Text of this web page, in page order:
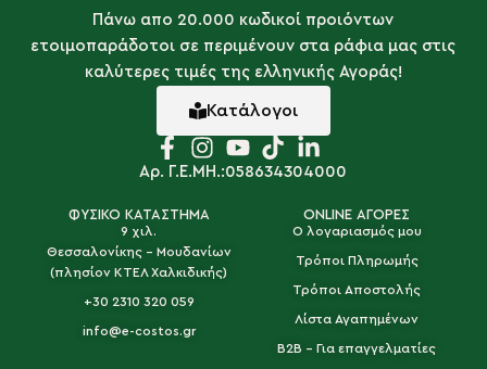
Πάνω απο 20.000 κωδικοί προιόντων
ετοιμοπαράδοτοι σε περιμένουν στα ράφια μας στις
καλύτερες τιμές της ελληνικής Αγοράς!
Κατάλογοι
Αρ. Γ.Ε.ΜΗ.:058634304000
ΦΥΣΙΚΟ ΚΑΤΑΣΤΗΜΑ
9 χιλ.
Θεσσαλονίκης - Μουδανίων
(πλησίον ΚΤΕΛ Χαλκιδικής)
+30 2310 320 059
info@e-costos.gr
ONLINE ΑΓΟΡΕΣ
Ο λογαριασμός μου
Τρόποι Πληρωμής
Τρόποι Αποστολής
Λίστα Αγαπημένων
B2B - Για επαγγελματίες